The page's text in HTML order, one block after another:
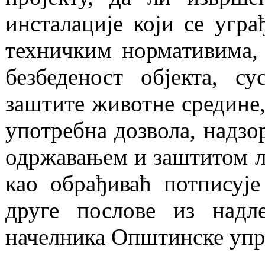
инсталације који се
техничким
безбеденост објекта,
заштите животне
употребна дозвола,
одржавањем и заштитом
као обрађиваћ
друге послове из
начелника Општинске